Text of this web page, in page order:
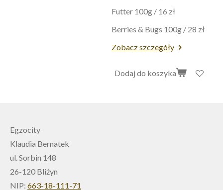
Futter 100g / 16 zł
Berries & Bugs 100g / 28 zł
Zobacz szczegóły
Dodaj do koszyka
Egzocity
Klaudia Bernatek
ul. Sorbin 148
26-120 Bliżyn
NIP: 663-18-111-71